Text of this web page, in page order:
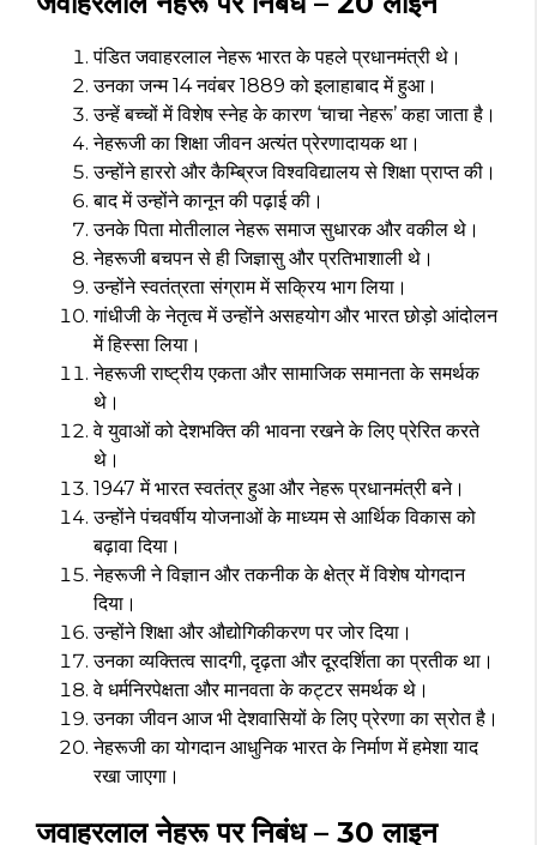
पंडित जवाहरलाल नेहरू भारत के पहले प्रधानमंत्री थे।
उनका जन्म 14 नवंबर 1889 को इलाहाबाद में हुआ।
उन्हें बच्चों में विशेष स्नेह के कारण ‘चाचा नेहरू’ कहा जाता है।
नेहरूजी का शिक्षा जीवन अत्यंत प्रेरणादायक था।
उन्होंने हाररो और कैम्ब्रिज विश्वविद्यालय से शिक्षा प्राप्त की।
बाद में उन्होंने कानून की पढ़ाई की।
उनके पिता मोतीलाल नेहरू समाज सुधारक और वकील थे।
नेहरूजी बचपन से ही जिज्ञासु और प्रतिभाशाली थे।
उन्होंने स्वतंत्रता संग्राम में सक्रिय भाग लिया।
गांधीजी के नेतृत्व में उन्होंने असहयोग और भारत छोड़ो आंदोलन
में हिस्सा लिया।
नेहरूजी राष्ट्रीय एकता और सामाजिक समानता के समर्थक
थे।
वे युवाओं को देशभक्ति की भावना रखने के लिए प्रेरित करते
थे।
1947 में भारत स्वतंत्र हुआ और नेहरू प्रधानमंत्री बने।
उन्होंने पंचवर्षीय योजनाओं के माध्यम से आर्थिक विकास को
बढ़ावा दिया।
नेहरूजी ने विज्ञान और तकनीक के क्षेत्र में विशेष योगदान
दिया।
उन्होंने शिक्षा और औद्योगिकीकरण पर जोर दिया।
उनका व्यक्तित्व सादगी, दृढ़ता और दूरदर्शिता का प्रतीक था।
वे धर्मनिरपेक्षता और मानवता के कट्टर समर्थक थे।
उनका जीवन आज भी देशवासियों के लिए प्रेरणा का स्रोत है।
नेहरूजी का योगदान आधुनिक भारत के निर्माण में हमेशा याद
रखा जाएगा।
जवाहरलाल नेहरू पर निबंध – 30 लाइन